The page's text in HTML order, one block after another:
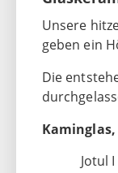
Unsere
geben ein
Die
Jotul